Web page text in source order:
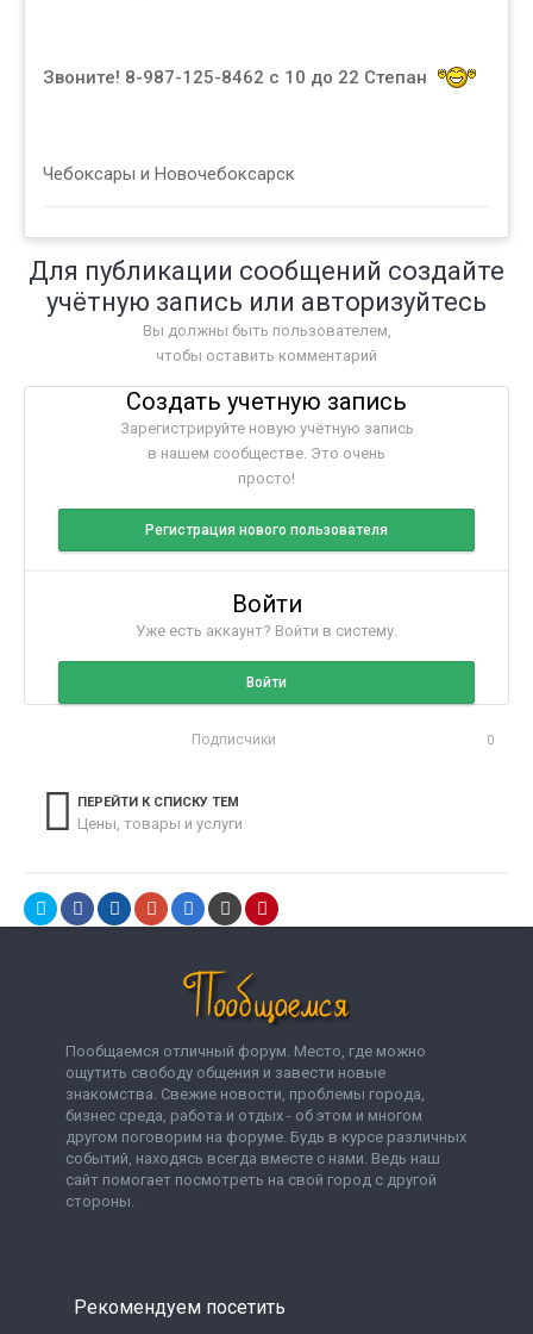
Звоните! 8-987-125-8462 с 10 до 22 Степан
Чебоксары и Новочебоксарск
Для публикации сообщений создайте
учётную запись или авторизуйтесь
Вы должны быть пользователем,
чтобы оставить комментарий
Создать учетную запись
Зарегистрируйте новую учётную запись
в нашем сообществе. Это очень
просто!
Регистрация нового пользователя
Войти
Уже есть аккаунт? Войти в систему.
Войти
Подписчики 0
ПЕРЕЙТИ К СПИСКУ ТЕМ
Цены, товары и услуги
Пообщаемся отличный форум. Место, где можно
ощутить свободу общения и завести новые
знакомства. Свежие новости, проблемы города,
бизнес среда, работа и отдых - об этом и многом
другом поговорим на форуме. Будь в курсе различных
событий, находясь всегда вместе с нами. Ведь наш
сайт помогает посмотреть на свой город с другой
стороны.
Рекомендуем посетить